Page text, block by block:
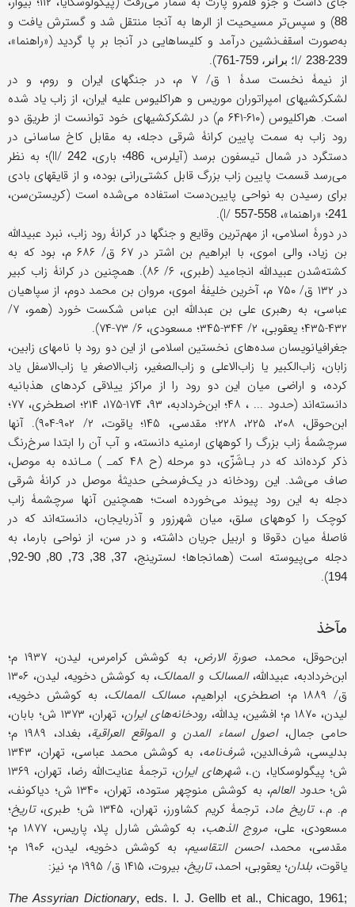
88) و سپس‌تر مسیحیت از الرها به آنجا منتقل شد و گسترش یافت و
به‌صورت اسقف‌نشین درآمد و کلیساهایی در آنجا بر پا گردید («راهنما»،
I/ 238-239؛ برانر، 759-761
).
از نیمۀ نخست سدۀ ۱ ق/ ۷ م، در جنگهای ایران و روم، و در
لشکرکشیهای امپراتوران موریس و هراکلیوس علیه ایران، از زاب یاد شده
است. هراکلیوس (۶۱۰-۶۴۱ م) در لشکرکشیهای خود توانست از طریق دو
رود زاب به سمت پایین کرانۀ شرقی دجله، به مقابل کاخ ساسانی در
دستگرد در شمال تیسفون برسد (آیلرس، 486؛ باری، II/ 242
)؛ به نظر
می‌رسد قسمت پایین زاب بزرگ قابل کشتی‌رانی بوده، و از قایقهای بادی
برای رسیدن به نواحی پایین‌دست استفاده می‌شده است (کریستن‌سن،
241؛ «راهنما»، I/ 557-558
).
در دورۀ اسلامی، از مهم‌ترین وقایع و جنگها در کرانۀ رود زاب، نبرد عبیدالله
بن زیاد، والی اموی، با ابراهیم بن اشتر در ۶۷ ق/ ۶۸۶ م، بود که به
کشته‌شدن عبیدالله انجامید (طبری، ۶/ ۸۶). همچنین در کرانۀ زاب کبیر
در ۱۳۲ ق/ ۷۵۰ م، آخرین خلیفۀ اموی، مروان بن محمد دوم، از سپاهیان
عباسی، به رهبری علی بن عبدالله ابن عباس شکست خورد (همو، ۷/
۴۳۲-۴۳۵؛ یعقوبی، ۲/ ۳۴۴-۳۴۵؛ مسعودی، ۶/ ۷۳-۷۴).
جغرافیانویسان سده‌های نخستین اسلامی از این دو رود با نامهای زابین،
زابان، زاب‌الکبیر یا زاب‌الاعلى و زاب‌الصغیر، زاب‌الاصغر یا زاب‌الاسفل یاد
کرده، و اراضی میان این دو رود را از مراکز ییلاقی کردهای هذبانیه
دانسته‌اند (حدود
... ، ۴۸؛ ابن‌خردادبه، ۹۳، ۱۷۴-۱۷۵، ۲۱۴؛ اصطخری، ۷۷؛
ابن‌حوقل، ۲۰۸، ۲۲۵، ۲۲۸؛ مقدسی، ۱۴۵؛ یاقوت، ۲/ ۹۰۲-۹۰۴). آنها
سرچشمۀ زاب بزرگ را کوههای ارمنیه دانسته، و آب آن را ابتدا سرخ‌رنگ
ذکر کرده‌اند که در بـاشَزّی، دو مرحله‌ (ح ۴۸ کمـ ) مـانده به موصل،
صاف می‌شد. این رودخانه در یک‌فرسخی حدیثۀ موصل در کرانۀ شرقی
دجله به این رود پیوند می‌خورده است؛ همچنین آنها سرچشمۀ زاب
کوچک را کوههای سلق، میان شهرزور و آذربایجان، دانسته‌اند که در
فاصلۀ میان دقوقا و اربیل جریان داشته، و در سن، از نواحی بارما، به
دجله می‌پیوسته است (همانجاها؛ لسترینج،
37, 38, 73, 80, 90-92,
194
).
مآخذ
ابن‌حوقل، محمد، صورة الارض
، به کوشش کرامرس، لیدن، ۱۹۳۷ م؛
ابن‌خردادبه، عبیدالله، المسالک و الممالک
، به کوشش دخویه، لیدن، ۱۳۰۶
ق/ ۱۸۸۹ م؛ اصطخری، ابراهیم،
مسالک الممالک، به کوشش دخویه،
لیدن، ۱۸۷۰ م؛ افشین، یدالله،
رودخانه‌های ایران
، تهران، ۱۳۷۳ ش؛ بابان،
حامی جمال،اصول اسماء المدن و المواقع العراقیة
، بغداد، ۱۹۸۹ م؛
بدلیسی، شرف‌الدین،شرف‌نامه
، به کوشش محمد عباسی، تهران، ۱۳۴۳
ش؛ پیگولوسکایا، ن.،شهرهای ایران
، ترجمۀ عنایت‌الله رضا، تهران، ۱۳۶۹
ش؛حدود العالم
، به کوشش منوچهر ستوده، تهران، ۱۳۴۰ ش؛ دیاکونف،
م. م.،تاریخ ماد، ترجمۀ کریم کشاورز، تهران، ۱۳۴۵ ش؛ طبری، تاریخ؛
مسعودی، علی، مروج الذهب
، به کوشش شارل پلا، پاریس، ۱۸۷۷ م؛
مقدسی، محمد،احسن التقاسیم
، به کوشش دخویه، لیدن، ۱۹۰۶ م؛
یاقوت، بلدان؛ یعقوبی، احمد،تاریخ، بیروت، ۱۴۱۵ ق/ ۱۹۹۵ م؛ نیز:
The Assyrian Dictionary, eds. I. J. Gellb et al., Chicago, 1961;